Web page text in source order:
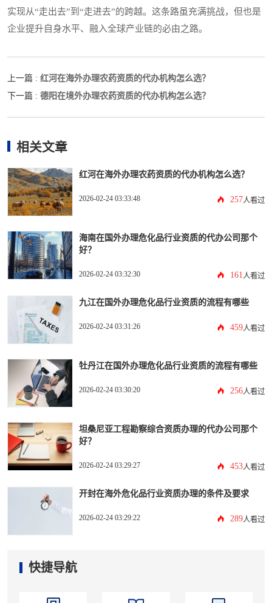
实现从“走出去”到“走进去”的跨越。这条路虽充满挑战，但也是
企业提升自身水平、融入全球产业链的必由之路。
上一篇 : 红河在海外办理农药资质的代办机构怎么选？
下一篇 : 德阳在境外办理农药资质的代办机构怎么选？
相关文章
红河在海外办理农药资质的代办机构怎么选？
2026-02-24 03:33:48 257人看过
海南在国外办理危化品行业资质的代办公司那个
好？
2026-02-24 03:32:30 161 人看过
九江在国外办理危化品行业资质的流程有哪些
2026-02-24 03:31:26 459人看过
牡丹江在国外办理危化品行业资质的流程有哪些
2026-02-24 03:30:20 256人看过
坦桑尼亚工程勘察综合资质办理的代办公司那个
好？
2026-02-24 03:29:27 453人看过
开封在海外危化品行业资质办理的条件及要求
2026-02-24 03:29:22 289人看过
快捷导航